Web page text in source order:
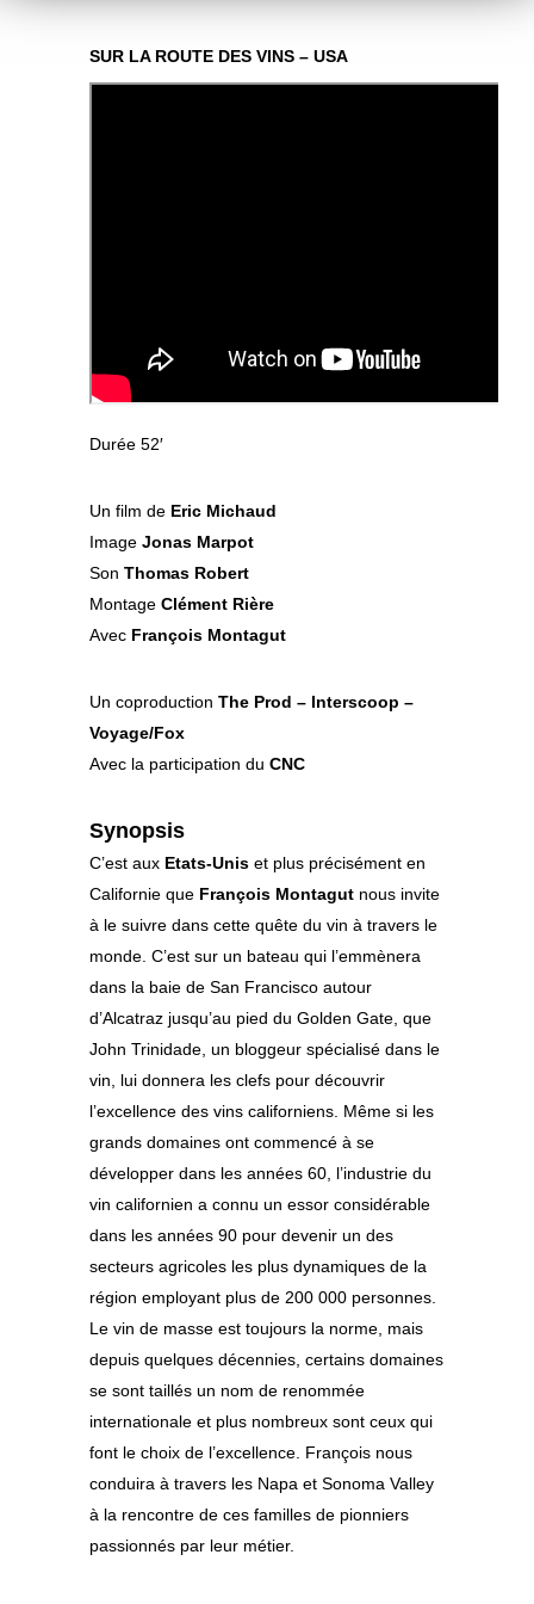
SUR LA ROUTE DES VINS – USA
Durée 52′
Un film de Eric Michaud
Image Jonas Marpot
Son Thomas Robert
Montage Clément Rière
Avec François Montagut
Un coproduction The Prod – Interscoop –
Voyage/Fox
Avec la participation du CNC
Synopsis
C’est aux Etats-Unis et plus précisément en
Californie que François Montagut nous invite
à le suivre dans cette quête du vin à travers le
monde. C’est sur un bateau qui l’emmènera
dans la baie de San Francisco autour
d’Alcatraz jusqu’au pied du Golden Gate, que
John Trinidade, un bloggeur spécialisé dans le
vin, lui donnera les clefs pour découvrir
l’excellence des vins californiens. Même si les
grands domaines ont commencé à se
développer dans les années 60, l’industrie du
vin californien a connu un essor considérable
dans les années 90 pour devenir un des
secteurs agricoles les plus dynamiques de la
région employant plus de 200 000 personnes.
Le vin de masse est toujours la norme, mais
depuis quelques décennies, certains domaines
se sont taillés un nom de renommée
internationale et plus nombreux sont ceux qui
font le choix de l’excellence. François nous
conduira à travers les Napa et Sonoma Valley
à la rencontre de ces familles de pionniers
passionnés par leur métier.